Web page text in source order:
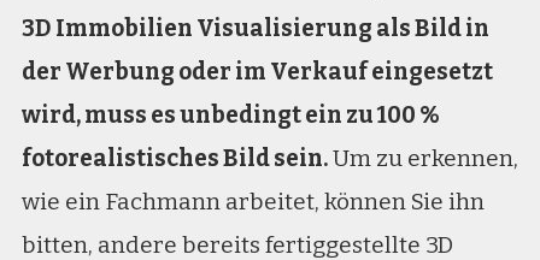
3D Immobilien Visualisierung als Bild in
der Werbung oder im Verkauf eingesetzt
wird, muss es unbedingt ein zu 100 %
fotorealistisches Bild sein.Um zu erkennen,
wie ein Fachmann arbeitet, können Sie ihn
bitten, andere bereits fertiggestellte 3D